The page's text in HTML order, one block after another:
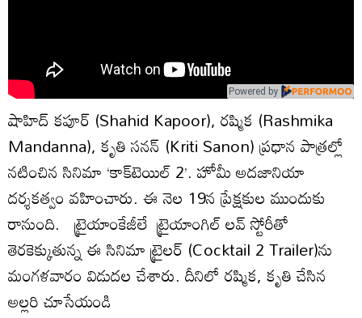
Powered by
షాహిద్‌ కపూర్ (Shahid Kapoor), రష్మిక (Rashmika
Mandanna), కృతి సనన్‌ (Kriti Sanon) ప్రధాన పాత్రల్లో
నటించిన సినిమా ‘కాక్‌టెయిల్‌ 2’. హోమీ అదజానియా
దర్శకత్వం వహించారు. ఈ నెల 19న ప్రేక్షకుల ముందుకు
రానుంది. ట్రైయాంకేజీలే ట్రైయాంగిల్ లవ్ స్టోరీతో
తెరకెక్కుతున్న ఈ సినిమాట్రైలర్‌ (Cocktail 2 Trailer)ను
మంగళవారం విడుదల చేశారు. దీనిలో రష్మిక, కృతి చేసిన
అల్లరి చూసేయండి